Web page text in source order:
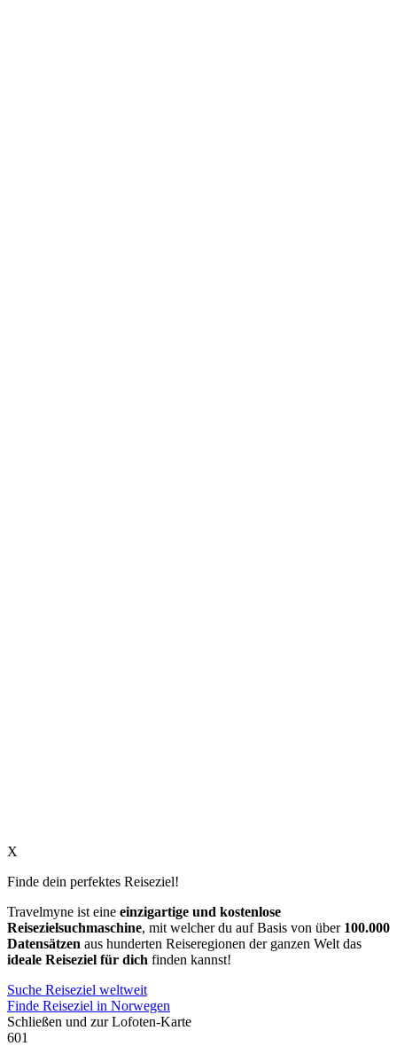
X
Finde dein perfektes Reiseziel!
Travelmyne ist eine einzigartige und kostenlose
Reisezielsuchmaschine, mit welcher du auf Basis von über 100.000
Datensätzen aus hunderten Reiseregionen der ganzen Welt das
ideale Reiseziel für dich finden kannst!
Suche Reiseziel weltweit
Finde Reiseziel in Norwegen
Schließen und zur Lofoten-Karte
601